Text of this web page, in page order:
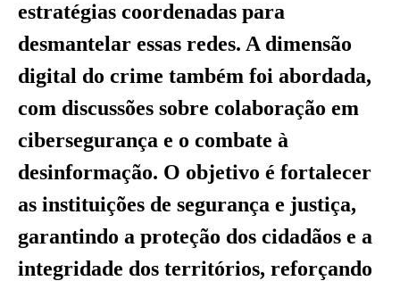
estratégias coordenadas para
desmantelar essas redes. A dimensão
digital do crime também foi abordada,
com discussões sobre colaboração em
cibersegurança e o combate à
desinformação. O objetivo é fortalecer
as instituições de segurança e justiça,
garantindo a proteção dos cidadãos e a
integridade dos territórios, reforçando